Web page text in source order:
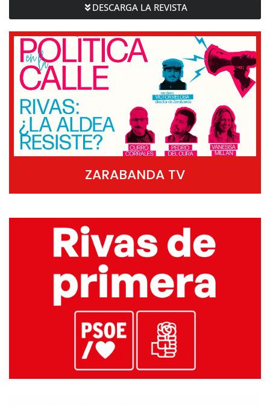
DESCARGA LA REVISTA
ZARABANDA TV